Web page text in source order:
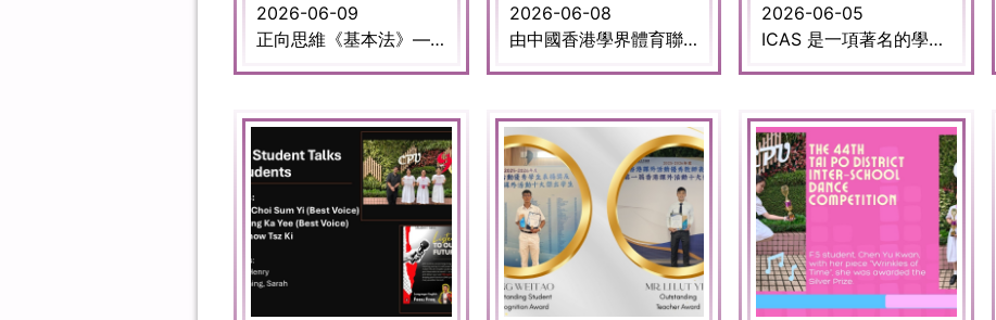
2026-06-09
正向思維《基本法》——全港中學生辯論賽（基本法盃）普通話組由憲法和香港基本法推介聯席會議籌辦，旨在增加同學對《基本法》的認識以及對社會時事的興趣，並加強中學生的思維能力、創意組織、說話技巧及團隊精神。我校很高興能第二次在普通話組別賽事中奪得季軍，與各校互相觀摩學習、交換辯論心得。 出場名單 2C 李淽彤 2D 陳樂晴 3A 鄧焌豐 3B 孫思瑤 3C 歐陽如妍 3D 李煥晞 4A 曾司蕙 5A 茅 韻
2026-06-08
由中國香港學界體育聯會主辦的學界體育比賽，本校於大埔及北區分會四十四所參賽學校中脫穎而出，榮獲以下獎項： • 男子團體總錦標：十佳學校 • 女子團體總錦標：季軍 此外，本校中四級學生賴敬軍榮獲「全能傑出運動員獎」。此獎項旨在表彰她在田徑及手球項目中的卓越表現。 衷心祝賀所有體育校隊成員、老師及教練，並感謝大家於本年度的努力及付出。
2026-06-05
ICAS 是一項著名的學術競賽，創立於 1981 年。至今，已有來自 41 個國家、超過 1000 萬名學生參加。 ICAS 旨在肯定學生的腦力表現，並清楚顯示學生與學校及地區同儕相比之下的客觀排名。 獎項： 英語 Distinction - 1A廖鴻宇、1C鍾依霖、4A何啟牽 Merit - 2D彭靜秋 Credit - 3B黃淳浠 英語寫作 Credit - 2D彭靜秋、3B黃淳浠、4A何啟牽 數學（英文版） High Distinction - 3B黃淳浠、4A何啟牽 、5D亞尼斯 Distinction - 1A卓爾迪、1A廖鴻宇、3B 聶光佑、5D謝東瀚 Credit - 1A卓舜熙、2D彭靜秋、3A杜國威、3D陳柏昕 科學（英文版） High Distinction - 1A卓爾迪、3B黃淳浠、4A何啟牽 Distinction - 1A卓舜熙 Credit - 2D彭靜秋